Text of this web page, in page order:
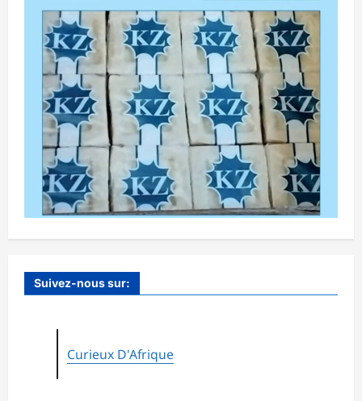
Suivez-nous sur:
Curieux D'Afrique